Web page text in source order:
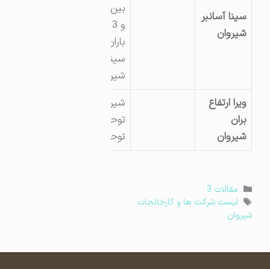
سینا آسانبر
شیروان
و 13 مجتمع
باران . شرکت
سینا آسانبر
شیروان
ویرا ارتفاع
شیروان
شیروان خ
توحید نبش
توحید 7
دسته‌ها
مقالات 3
برچسب‌ها
لیست شرکت ها و کارخانجات
شیروان